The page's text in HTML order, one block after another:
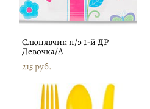
Слюнявчик п/э 1-й ДР
Девочка/А
215 pуб.